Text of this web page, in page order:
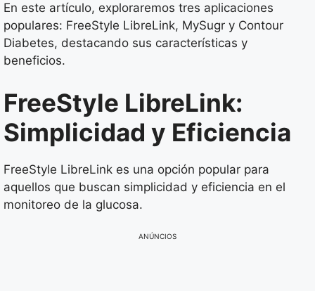
En este artículo, exploraremos tres aplicaciones
populares: FreeStyle LibreLink, MySugr y Contour
Diabetes, destacando sus características y
beneficios.
FreeStyle LibreLink:
Simplicidad y Eficiencia
FreeStyle LibreLink es una opción popular para
aquellos que buscan simplicidad y eficiencia en el
monitoreo de la glucosa.
ANÚNCIOS